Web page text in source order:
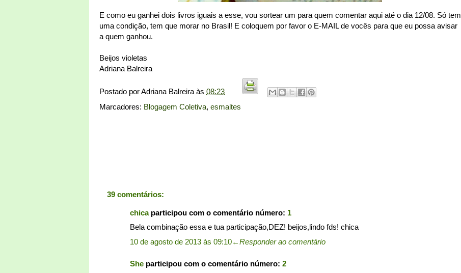
E como eu ganhei dois livros iguais a esse, vou sortear um para quem comentar aqui até o dia 12/08. Só tem
uma condição, tem que morar no Brasil! E coloquem por favor o E-MAIL de vocês para que eu possa avisar
a quem ganhou.
Beijos violetas
Adriana Balreira
Postado porAdriana Balreira às 08:23
Marcadores: Blogagem Coletiva, esmaltes
39 comentários:
chicaparticipou com o comentário número: 1
Bela combinação essa e tua participação,DEZ! beijos,lindo fds! chica
10 de agosto de 2013 às 09:10←Responder ao comentário
She participou com o comentário número: 2